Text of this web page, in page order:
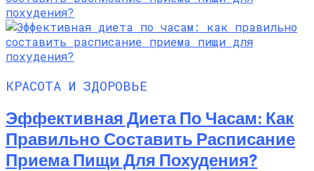
КРАСОТА И ЗДОРОВЬЕ
Эффективная Диета По Часам: Как
Правильно Составить Расписание
Приема Пищи Для Похудения?